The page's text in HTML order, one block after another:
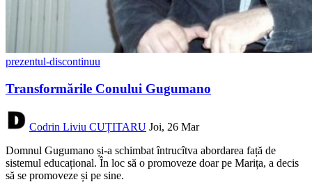
prezentul-discontinuu
Transformările Conului Gugumano
Codrin Liviu CUȚITARU Joi, 26 Mar
Domnul Gugumano și-a schimbat întrucîtva abordarea față de
sistemul educațional. În loc să o promoveze doar pe Marița, a decis
să se promoveze și pe sine.